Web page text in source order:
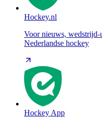
Hockey.nl
Voor nieuws, wedstrijd-
Nederlandse hockey
Hockey App